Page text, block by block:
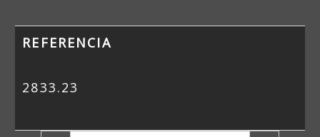
REFERENCIA
2833.23